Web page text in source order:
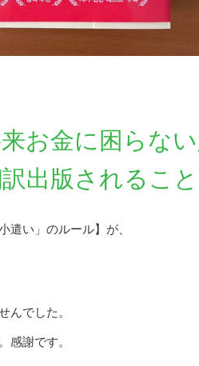
お金に困らな
出版されるこ
遣い」のルール】が、
んでした。
感謝です。